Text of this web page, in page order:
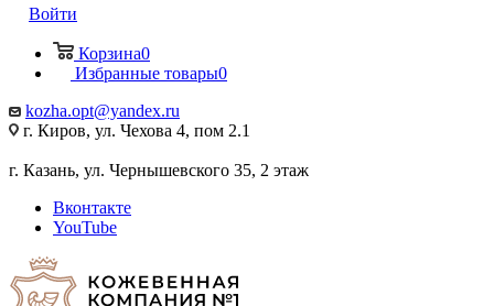
Войти
Корзина0
Избранные товары0
kozha.opt@yandex.ru
г. Киров, ул. Чехова 4, пом 2.1
г. Казань, ул. Чернышевского 35, 2 этаж
Вконтакте
YouTube